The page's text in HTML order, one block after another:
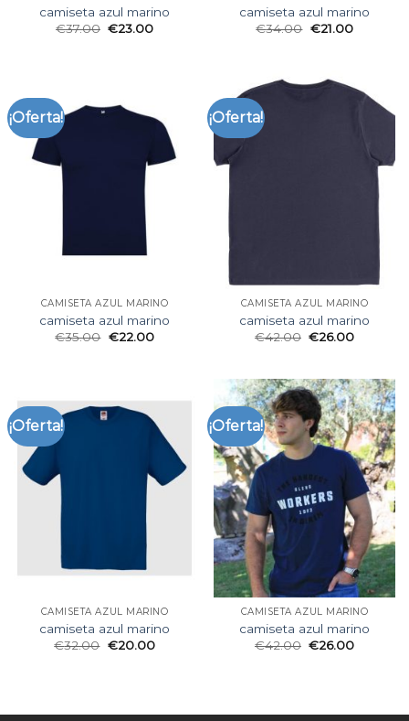
camiseta azul marino
€37.00 €23.00
camiseta azul marino
€34.00 €21.00
¡Oferta!
CAMISETA AZUL MARINO
camiseta azul marino
€35.00 €22.00
¡Oferta!
CAMISETA AZUL MARINO
camiseta azul marino
€42.00 €26.00
¡Oferta!
CAMISETA AZUL MARINO
camiseta azul marino
€32.00 €20.00
¡Oferta!
CAMISETA AZUL MARINO
camiseta azul marino
€42.00 €26.00